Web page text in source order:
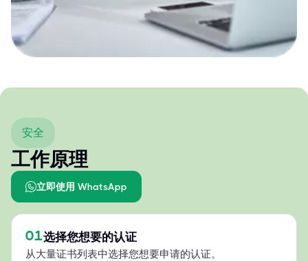
安全
工作原理
立即使用 WhatsApp
01选择您想要的认证
从大量证书列表中选择您想要申请的认证。